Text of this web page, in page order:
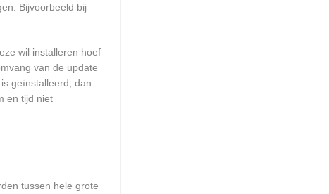
Bijvoorbeeld bij
wil installeren hoef
van de update
geïnstalleerd, dan
en tijd niet
tussen hele grote